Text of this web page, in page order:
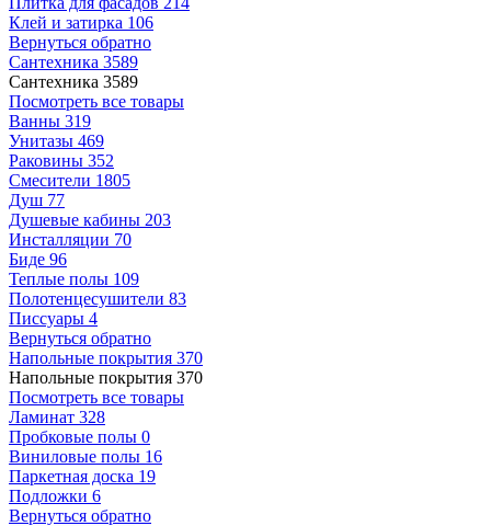
Клей и затирка 106
Вернуться обратно
Сантехника 3589
Сантехника 3589
Посмотреть все товары
Ванны 319
Унитазы 469
Раковины 352
Смесители 1805
Душ 77
Душевые кабины 203
Инсталляции 70
Биде 96
Теплые полы 109
Полотенцесушители 83
Писсуары 4
Вернуться обратно
Напольные покрытия 370
Напольные покрытия 370
Посмотреть все товары
Ламинат 328
Пробковые полы 0
Виниловые полы 16
Паркетная доска 19
Подложки 6
Вернуться обратно